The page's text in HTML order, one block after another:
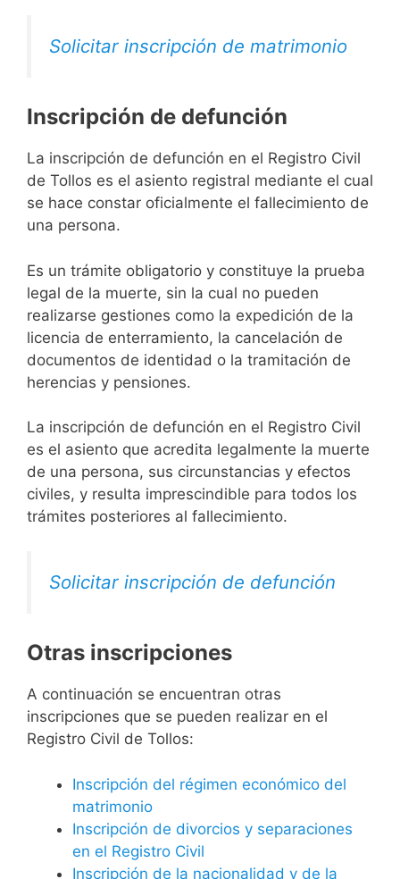
Solicitar inscripción de matrimonio
Inscripción de defunción
La inscripción de defunción en el Registro Civil
de Tollos es el asiento registral mediante el cual
se hace constar oficialmente el fallecimiento de
una persona.
Es un trámite obligatorio y constituye la prueba
legal de la muerte, sin la cual no pueden
realizarse gestiones como la expedición de la
licencia de enterramiento, la cancelación de
documentos de identidad o la tramitación de
herencias y pensiones.
La inscripción de defunción en el Registro Civil
es el asiento que acredita legalmente la muerte
de una persona, sus circunstancias y efectos
civiles, y resulta imprescindible para todos los
trámites posteriores al fallecimiento.
Solicitar inscripción de defunción
Otras inscripciones
A continuación se encuentran otras
inscripciones que se pueden realizar en el
Registro Civil de Tollos:
Inscripción del régimen económico del
matrimonio
Inscripción de divorcios y separaciones
en el Registro Civil
Inscripción de la nacionalidad y de la